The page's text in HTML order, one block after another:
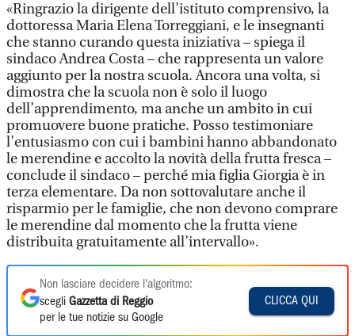
«Ringrazio la dirigente dell’istituto comprensivo, la
dottoressa Maria Elena Torreggiani, e le insegnanti
che stanno curando questa iniziativa – spiega il
sindaco Andrea Costa – che rappresenta un valore
aggiunto per la nostra scuola. Ancora una volta, si
dimostra che la scuola non è solo il luogo
dell’apprendimento, ma anche un ambito in cui
promuovere buone pratiche. Posso testimoniare
l’entusiasmo con cui i bambini hanno abbandonato
le merendine e accolto la novità della frutta fresca –
conclude il sindaco – perché mia figlia Giorgia è in
terza elementare. Da non sottovalutare anche il
risparmio per le famiglie, che non devono comprare
le merendine dal momento che la frutta viene
distribuita gratuitamente all’intervallo».
Non lasciare decidere l'algoritmo:
scegli Gazzetta di Reggio
per le tue notizie su Google
CLICCA QUI